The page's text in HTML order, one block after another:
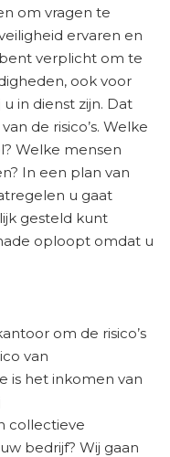
om vragen te
ervaren en
verplicht om te
ook voor
in dienst zijn. Dat
de risico’s. Welke
Welke mensen
In een plan van
u gaat
gesteld kunt
oploopt omdat u
om de risico’s
van
is het inkomen van
collectieve
bedrijf? Wij gaan